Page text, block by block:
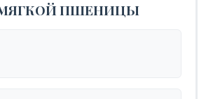
МЯГКОЙ ПШЕНИЦЫ